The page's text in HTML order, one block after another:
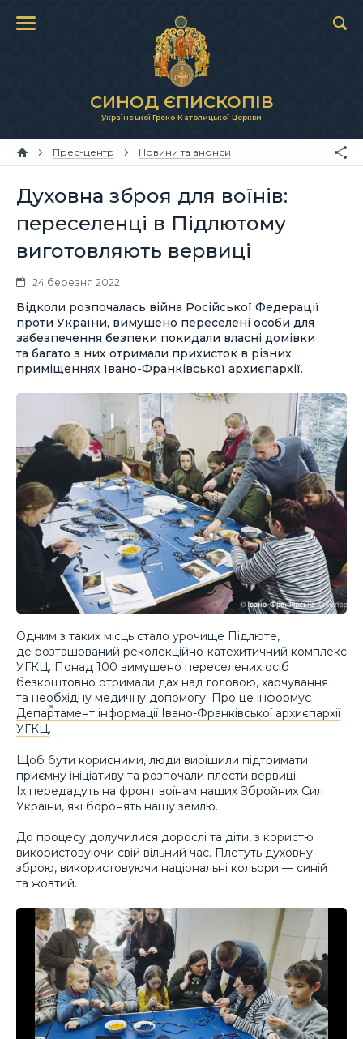
СИНОД ЄПИСКОПІВ
Української Греко-Католицької Церкви
Прес-центр Новини та анонси
Духовна зброя для воїнів:
переселенці в Підлютому
виготовляють вервиці
24 березня 2022
Відколи розпочалась війна Російської Федерації
проти України, вимушено переселені особи для
забезпечення безпеки покидали власні домівки
та багато з них отримали прихисток в різних
приміщеннях Івано-Франківської архиєпархії.
Одним з таких місць стало урочище Підлюте,
де розташований реколекційно-катехитичний комплекс
УГКЦ. Понад 100 вимушено переселених осіб
безкоштовно отримали дах над головою, харчування
та необхідну медичну допомогу. Про це інформує
Департамент інформації Івано-Франківської архиєпархії
УГКЦ.
Щоб бути корисними, люди вирішили підтримати
приємну ініціативу та розпочали плести вервиці.
Їх передадуть на фронт воїнам наших Збройних Сил
України, які боронять нашу землю.
До процесу долучилися дорослі та діти, з користю
використовуючи свій вільний час. Плетуть духовну
зброю, використовуючи національні кольори — синій
та жовтий.